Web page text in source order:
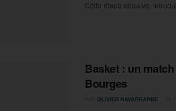
Cette étape décisive,
Basket : un
Bourges
OLIVIER NAVARRANNE